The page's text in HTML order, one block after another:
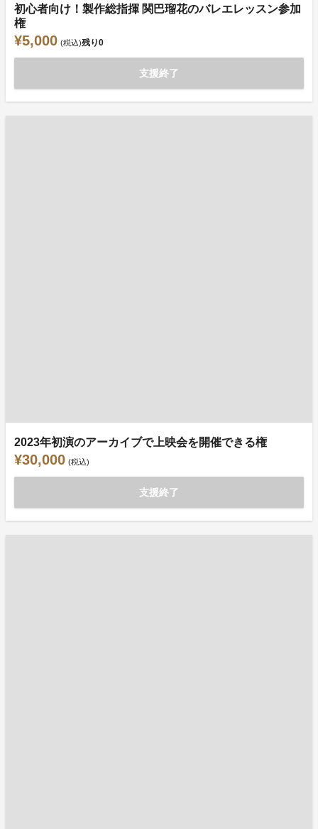
初心者向け！製作総指揮 関巴瑠花のバレエレッスン参加
権
¥5,000 (税込)残り0
支援終了
2023年初演のアーカイブで上映会を開催できる権
¥30,000 (税込)
支援終了